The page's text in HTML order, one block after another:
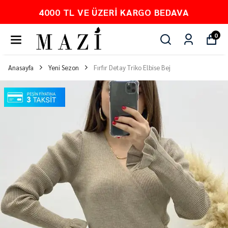
PEŞİN FİYATINA 3
0
Anasayfa Yeni Sezon Fırfır Detay Triko Elbise Bej